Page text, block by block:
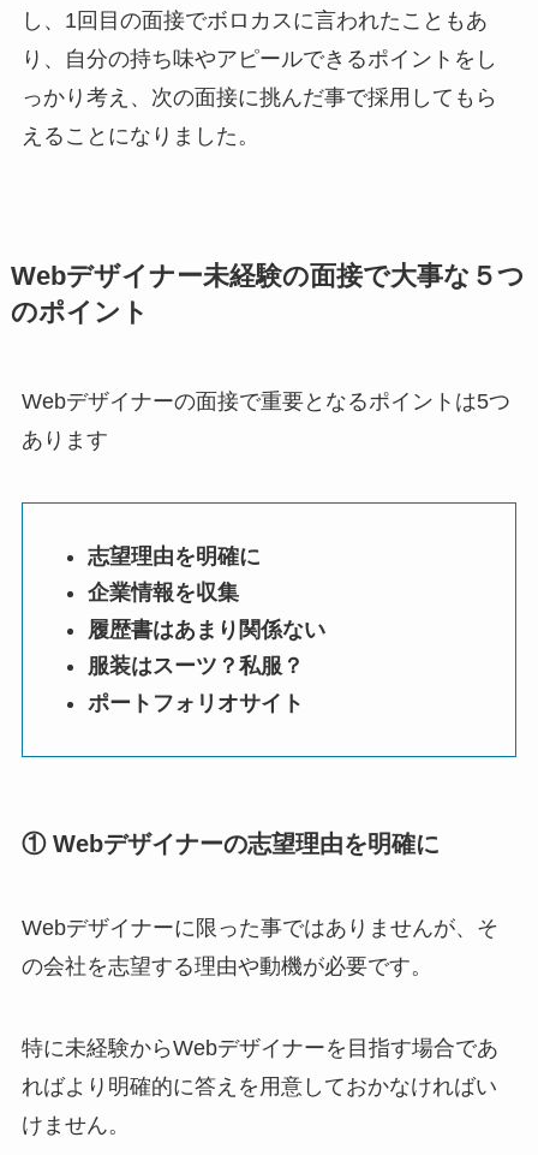
し、1回目の面接でボロカスに言われたこともあ
り、自分の持ち味やアピールできるポイントをし
っかり考え、次の面接に挑んだ事で採用してもら
えることになりました。
Webデザイナー未経験の面接で大事な５つ
のポイント
Webデザイナーの面接で重要となるポイントは5つ
あります
志望理由を明確に
企業情報を収集
履歴書はあまり関係ない
服装はスーツ？私服？
ポートフォリオサイト
① Webデザイナーの志望理由を明確に
Webデザイナーに限った事ではありませんが、そ
の会社を志望する理由や動機が必要です。
特に未経験からWebデザイナーを目指す場合であ
ればより明確的に答えを用意しておかなければい
けません。